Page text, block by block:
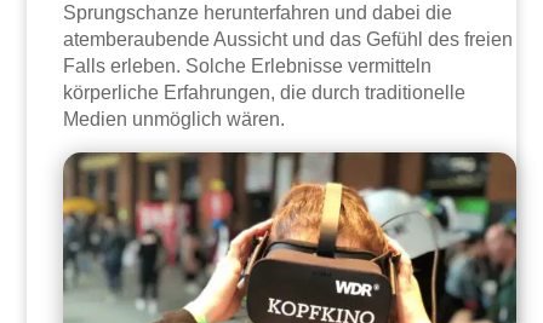
Sprungschanze herunterfahren und dabei die
atemberaubende Aussicht und das Gefühl des freien
Falls erleben. Solche Erlebnisse vermitteln
körperliche Erfahrungen, die durch traditionelle
Medien unmöglich wären.